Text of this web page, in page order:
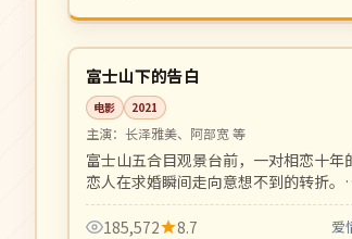
日本
高分
富士山下的告白
电影 2021
主演： 长泽雅美、阿部宽 等
富士山五合目观景台前，一对相恋十年
恋人在求婚瞬间走向意想不到的转折。
岳风光与情感纠葛交织的成人爱情片。
185,572
8.7 爱